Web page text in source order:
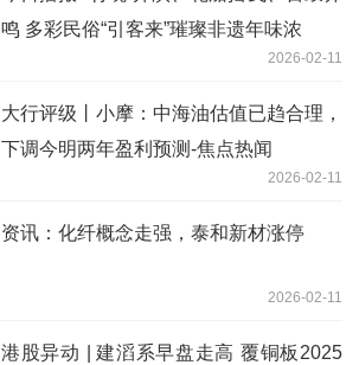
鸣 多彩民俗“引客来”璀璨非遗年味浓
2026-02-11
大行评级丨小摩：中海油估值已趋合理，
下调今明两年盈利预测-焦点热闻
2026-02-11
资讯：化纤概念走强，泰和新材涨停
2026-02-11
港股异动 | 建滔系早盘走高 覆铜板2025